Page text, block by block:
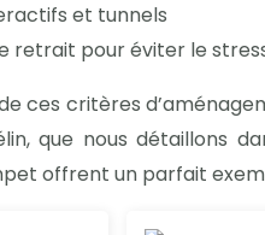
et tunnels
retrait pour éviter le
de ces critères
que nous détaillons
offrent un parfait